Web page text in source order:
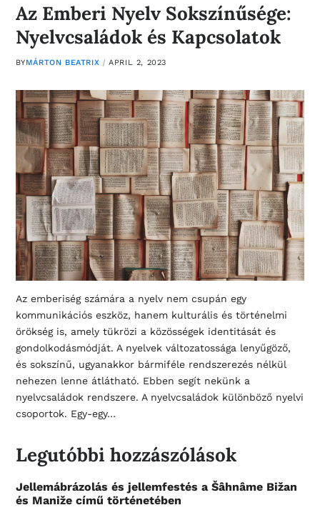
Az Emberi Nyelv Sokszínűsége:
Nyelvcsaládok és Kapcsolatok
BYMÁRTON BEATRIX APRIL 2, 2023
Az emberiség számára a nyelv nem csupán egy
kommunikációs eszköz, hanem kulturális és történelmi
örökség is, amely tükrözi a közösségek identitását és
gondolkodásmódját. A nyelvek változatossága lenyűgöző,
és sokszínű, ugyanakkor bármiféle rendszerezés nélkül
nehezen lenne átlátható. Ebben segít nekünk a
nyelvcsaládok rendszere. A nyelvcsaládok különböző nyelvi
csoportok. Egy-egy…
Legutóbbi hozzászólások
Jellemábrázolás és jellemfestés a Šâhnâme Bižan
és Maniže című történetében